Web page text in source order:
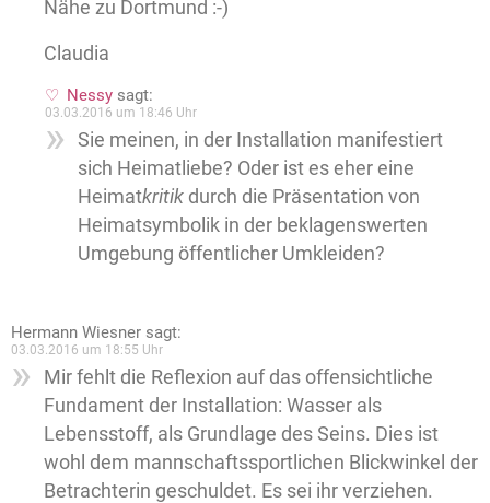
Nähe zu Dortmund :-)
Claudia
Nessy sagt:
03.03.2016 um 18:46 Uhr
Sie meinen, in der Installation manifestiert
sich Heimatliebe? Oder ist es eher eine
Heimatkritik durch die Präsentation von
Heimatsymbolik in der beklagenswerten
Umgebung öffentlicher Umkleiden?
Hermann Wiesner sagt:
03.03.2016 um 18:55 Uhr
Mir fehlt die Reflexion auf das offensichtliche
Fundament der Installation: Wasser als
Lebensstoff, als Grundlage des Seins. Dies ist
wohl dem mannschaftssportlichen Blickwinkel der
Betrachterin geschuldet. Es sei ihr verziehen.